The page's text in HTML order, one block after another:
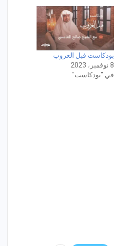
بودكاست قبل الغروب
8 نوفمبر، 2023
في "بودكاست"